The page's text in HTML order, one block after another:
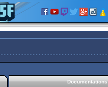
Documentations